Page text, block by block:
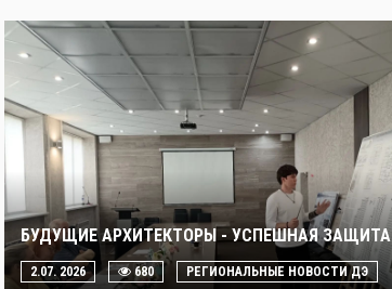
БУДУЩИЕ АРХИТЕКТОРЫ - УСПЕШНАЯ ЗАЩИТА
2.07. 2026 680 РЕГИОНАЛЬНЫЕ НОВОСТИ ДЭ